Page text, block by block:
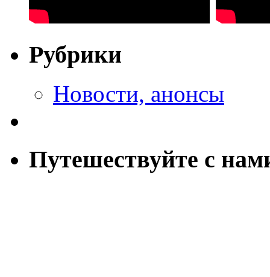
Рубрики
Новости, анонсы
Путешествуйте с